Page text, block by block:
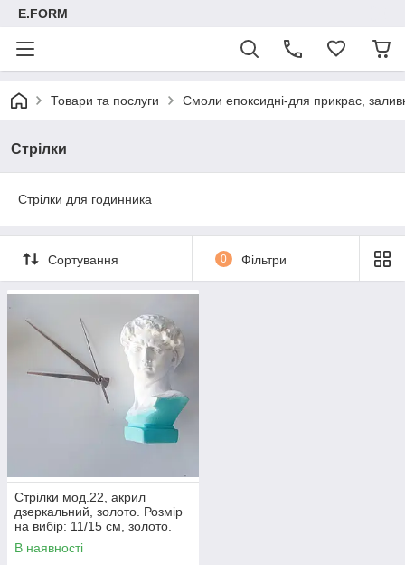
E.FORM
Товари та послуги Смоли епоксидні-для прикрас,
Стрілки
Стрілки для годинника
Сортування 0 Фільтри
Стрілки мод.22, акрил
дзеркальний, золото. Розмір
на вибір: 11/15 см, золото.
В наявності